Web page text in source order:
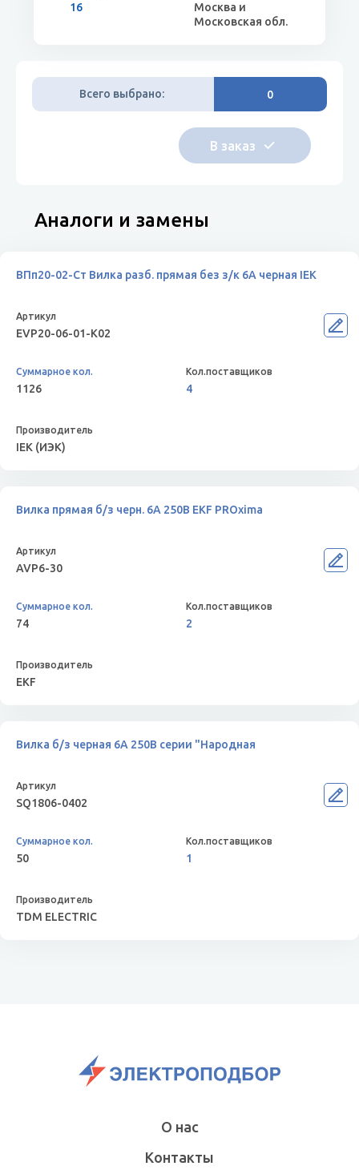
16
Москва и
Московская обл.
Всего выбрано: 0
Аналоги и замены
ВПп20-02-Ст Вилка разб. прямая без з/к 6А черная IEK
EVP20-06-01-K02
1126 4
IEK (ИЭК)
Вилка прямая б/з черн. 6А 250В EKF PROxima
AVP6-30
74 2
EKF
Вилка б/з черная 6А 250В серии "Народная
SQ1806-0402
50 1
TDM ELECTRIC
О нас
Контакты